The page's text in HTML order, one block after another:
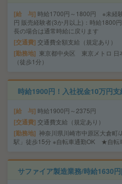
給 与 時給1700円～1800円 ※未経
円 販売経験者(3か月以上)：時給1800
長の場合は通常時給に戻ります
交通費 交通費全額支給（規定あり）
勤務地
東京都中央区 東京メトロ 日
（徒歩1分）
時給1900円！入社祝金10万円
給 与 時給1900円～2375円
交通費 交通費支給（規定あり）
勤務地 神奈川県川崎市中原区大倉町/
駅」徒歩15分 ※自転車通勤OK ★自転
サファイア製造業務/時給1630